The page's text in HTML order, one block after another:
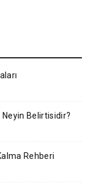
Neyin Belirtisidir?
Rehberi